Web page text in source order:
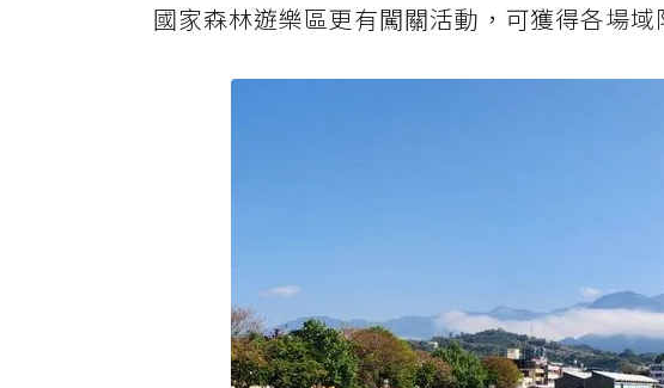
國家森林遊樂區更有闖關活動，可獲得各場域